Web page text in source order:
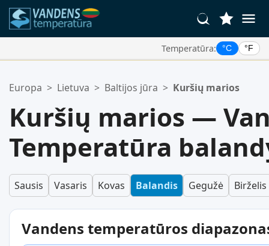
Temperatūra: °C °F
Jūsų mėgstamiausių sąrašas yra tuščias.
Europa > Lietuva > Baltijos jūra > Kuršių marios
Kuršių marios —
Temperatūra
Sausis Vasaris Kovas Balandis Gegužė Birželis
Vandens temperatūros